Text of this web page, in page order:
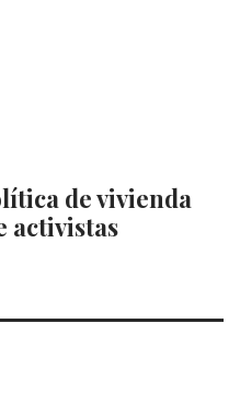
de vivienda
activistas